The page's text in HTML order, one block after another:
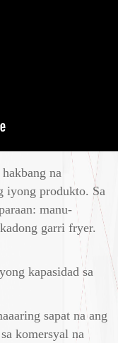
na
iyong produkto. Sa
manu-
garri fryer.
kapasidad sa
sapat na ang
komersyal na